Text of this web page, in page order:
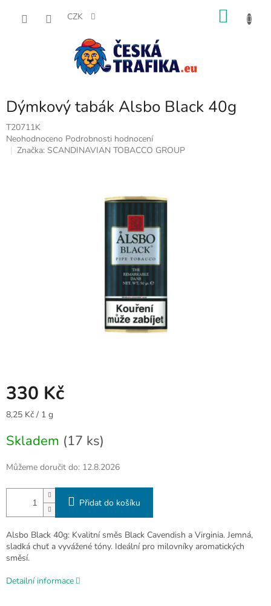
CZK
Dýmkový tabák Alsbo Black 40g
T20711K
Průměrné
hodnocení
Neohodnoceno Podrobnosti hodnocení
Značka: SCANDINAVIAN TOBACCO GROUP
330 Kč
Měrná
8,25 Kč / 1 g
Skladem (17 ks)
Můžeme doručit do: 12.8.2026
Přidat do košíku
Alsbo Black 40g: Kvalitní směs Black Cavendish a Virginia. Jemná,
sladká chuť a vyvážené tóny. Ideální pro milovníky aromatických
směsí.
Detailní informace